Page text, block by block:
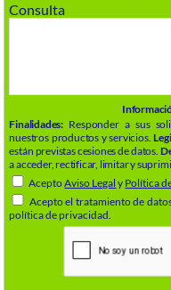
Consulta
Finalidades: Responder a sus
nuestros productos y servicios.
están previstas cesiones de datos.
a acceder, rectificar, limitar y
AceptoAviso Legal y Política
Acepto el tratamiento de
política de privacidad.